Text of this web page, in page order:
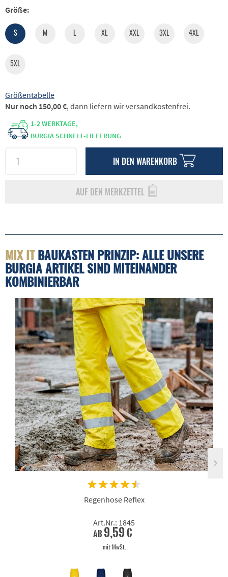
Größe:
S M L XL XXL 3XL 4XL
5XL
Größentabelle
1-2 WERKTAGE,
BURGIA SCHNELL-LIEFERUNG
IN DEN WARENKORB
AUF DEN MERKZETTEL
Nur noch 150,00 €, dann liefern wir versandkostenfrei.
MIX ITBAUKASTEN PRINZIP: ALLE UNSERE
BURGIA ARTIKEL SIND MITEINANDER
KOMBINIERBAR
Regenhose Reflex
Art.Nr.: 1845
ab 9,59 €
mit MwSt.